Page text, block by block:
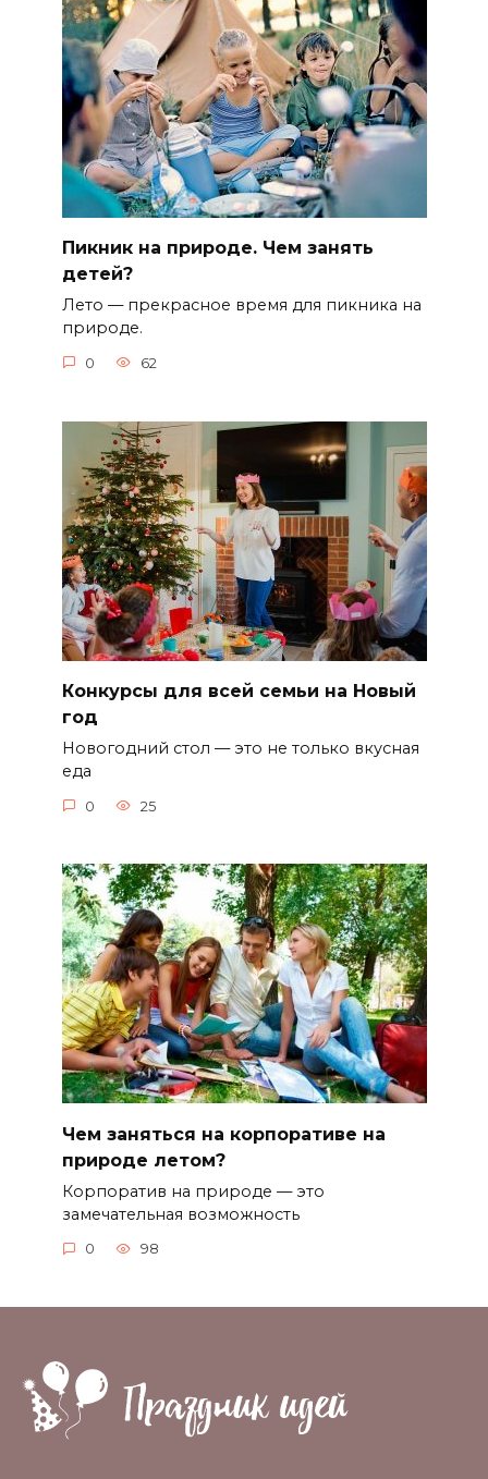
Пикник на природе. Чем занять
детей?
Лето — прекрасное время для пикника на
природе.
0 62
Конкурсы для всей семьи на Новый
год
Новогодний стол — это не только вкусная
еда
0 25
Чем заняться на корпоративе на
природе летом?
Корпоратив на природе — это
замечательная возможность
0 98